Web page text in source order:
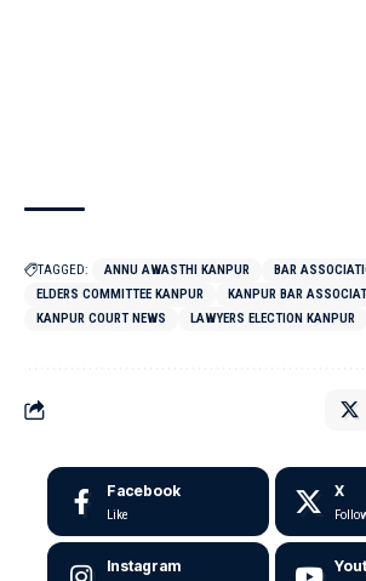
TAGGED: ANNU AWASTHI KANPUR
BAR
ELDERS COMMITTEE KANPUR
KANPUR BAR
KANPUR COURT NEWS
LAWYERS ELECTION KANPUR
Facebook
Like
X
Instagram